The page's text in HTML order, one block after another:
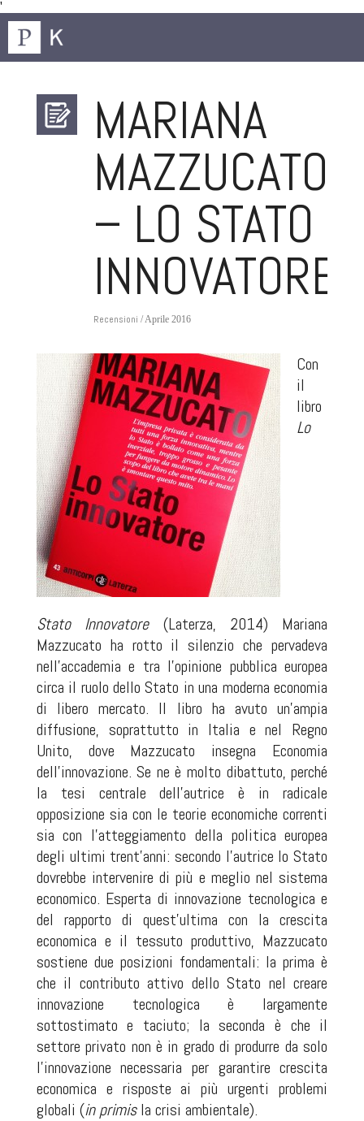
'
MARIANA
MAZZUCATO
– LO STATO
INNOVATORE
Recensioni / Aprile 2016
Con
il
libro
Lo
Stato Innovatore(Laterza, 2014) Mariana
Mazzucato ha rotto il silenzio che pervadeva
nell’accademia e tra l’opinione pubblica europea
circa il ruolo dello Stato in una moderna economia
di libero mercato. Il libro ha avuto un’ampia
diffusione, soprattutto in Italia e nel Regno
Unito, dove Mazzucato insegna Economia
dell’innovazione. Se ne è molto dibattuto, perché
la tesi centrale dell’autrice è in radicale
opposizione sia con le teorie economiche correnti
sia con l’atteggiamento della politica europea
degli ultimi trent’anni: secondo l’autrice lo Stato
dovrebbe intervenire di più e meglio nel sistema
economico. Esperta di innovazione tecnologica e
del rapporto di quest’ultima con la crescita
economica e il tessuto produttivo, Mazzucato
sostiene due posizioni fondamentali: la prima è
che il contributo attivo dello Stato nel creare
innovazione tecnologica è largamente
sottostimato e taciuto; la seconda è che il
settore privato non è in grado di produrre da solo
l’innovazione necessaria per garantire crescita
economica e risposte ai più urgenti problemi
globali (in primisla crisi ambientale).